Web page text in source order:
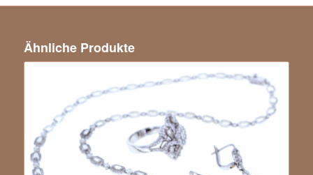
Ähnliche Produkte